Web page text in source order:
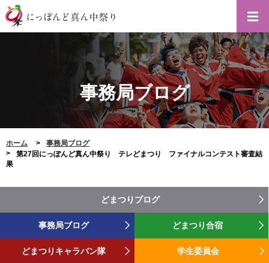
事務局ブログ
ホーム
事務局ブログ
第27回にっぽんど真ん中祭り テレどまつり ファイナルコンテスト審査結
果
どまつりブログ
事務局ブログ どまつり合宿
どまつりキャラバン隊 学生委員会